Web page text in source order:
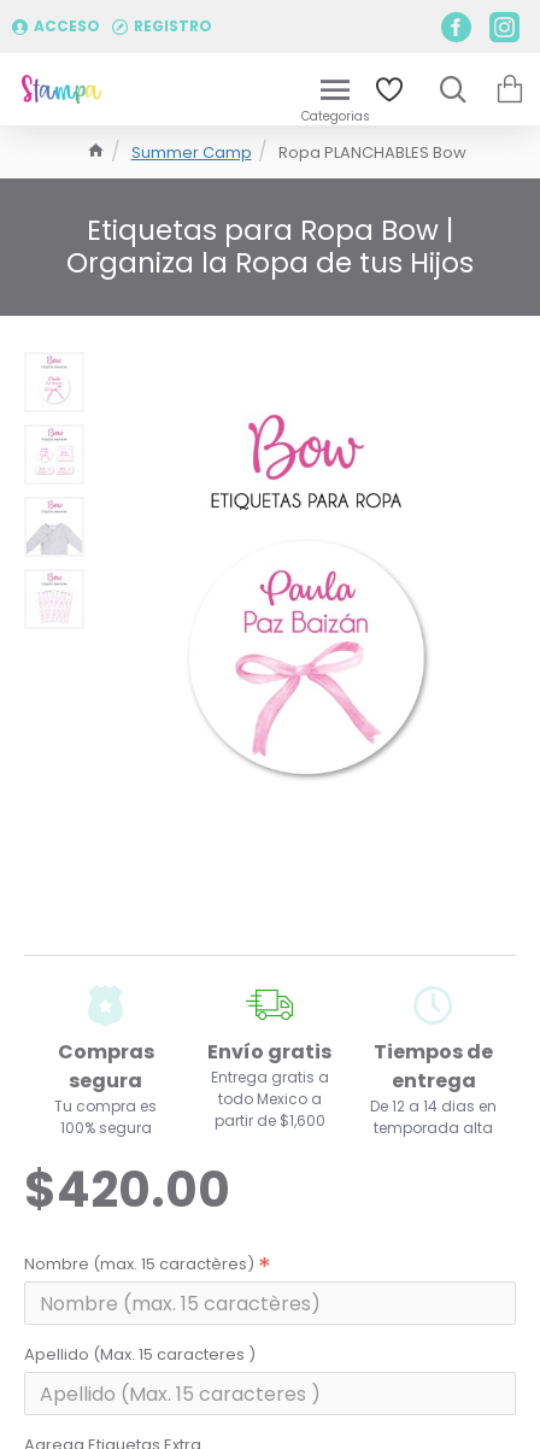
ACCESO REGISTRO
Summer Camp Ropa PLANCHABLES Bow
Etiquetas para Ropa Bow |
Organiza la Ropa de tus Hijos
Compras
segura
Tu compra es
100% segura
Envío gratis
Entrega gratis a
todo Mexico a
partir de $1,600
Tiempos de
entrega
De 12 a 14 dias en
temporada alta
$420.00
Nombre (max. 15 caractères)
Apellido (Max. 15 caracteres )